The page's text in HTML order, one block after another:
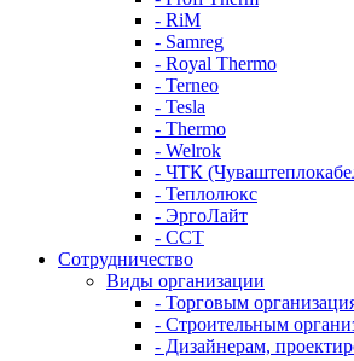
- RiM
- Samreg
- Royal Thermo
- Terneo
- Tesla
- Thermo
- Welrok
- ЧТК
- Теплолюкс
- ЭргоЛайт
- ССТ
Сотрудничество
Виды организации
- Торговым
- Строительным
- Дизайнерам,